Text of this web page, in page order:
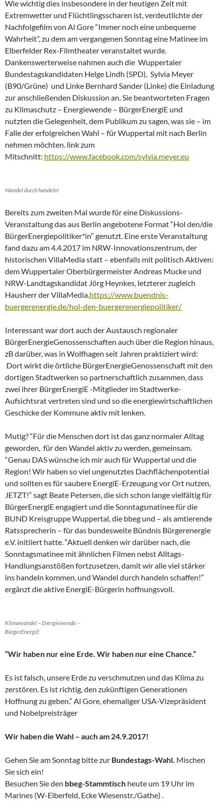
Wie wichtig dies insbesondere in der heutigen Zeit mit
Extremwetter und Flüchtlingsscharen ist, verdeutlichte der
Nachfolgefilm von Al Gore “Immer noch eine unbequeme
Wahrheit”, zu dem am vergangenen Sonntag eine Matinee im
Elberfelder Rex-Filmtheater veranstaltet wurde.
Dankenswerterweise nahmen auch die Wuppertaler
Bundestagskandidaten Helge Lindh (SPD), Sylvia Meyer
(B90/Grüne) und Linke Bernhard Sander (Linke) die Einladung
zur anschließenden Diskussion an. Sie beantworteten Fragen
zu Klimaschutz – Energiewende – BürgerEnergiE und
nutzten die Gelegenheit, dem Publikum zu sagen, was sie – im
Falle der erfolgreichen Wahl – für Wuppertal mit nach Berlin
nehmen möchten. link zum
Mitschnitt: https://www.facebook.com/sylvia.meyer.eu
Wandel durch handeln!
Bereits zum zweiten Mal wurde für eine Diskussions-
Veranstaltung das aus Berlin angebotene Format “Hol den/die
BürgerEnergiepolitiker*in” genutzt. Eine erste Veranstaltung
fand dazu am 4.4.2017 im NRW-Innovationszentrum, der
historischen VillaMedia statt – ebenfalls mit politisch Aktiven:
dem Wuppertaler Oberbürgermeister Andreas Mucke und
NRW-Landtagskandidat Jörg Heynkes, letzterer zugleich
Hausherr der VillaMedia. https://www.buendnis-
buergerenergie.de/hol-den-buergerenergiepolitiker/
Interessant war dort auch der Austausch regionaler
BürgerEnergieGenossenschaften auch über die Region hinaus,
zB darüber, was in Wolfhagen seit Jahren praktiziert wird:
Dort wirkt die örtliche BürgerEnergieGenossenschaft mit den
dortigen Stadtwerken so partnerschaftlich zusammen, dass
zwei ihrer BürgerEnergiE -Mitglieder im Stadtwerke-
Aufsichtsrat vertreten sind und so die energiewirtschaftlichen
Geschicke der Kommune aktiv mit lenken.
Mutig? “Für die Menschen dort ist das ganz normaler Alltag
geworden, für den Wandel aktiv zu werden, gemeinsam.
“Genau DAS wünsche ich mir auch für Wuppertal und die
Region! Wir haben so viel ungenutztes Dachflächenpotential
und sollten es für saubere EnergiE-Erzeugung vor Ort nutzen,
JETZT!” sagt Beate Petersen, die sich schon lange vielfältig für
BürgerEnergiE engagiert und die Sonntagsmatinee für die
BUND Kreisgruppe Wuppertal, die bbeg und – als amtierende
Ratssprecherin – für das bundesweite Bündnis Bürgerenergie
e.V. initiiert hatte. “Aktuell denken wir darüber nach, die
Sonntagsmatinee mit ähnlichen Filmen nebst Alltags-
Handlungsanstößen fortzusetzen, damit wir alle viel stärker
ins handeln kommen, und Wandel durch handeln schaffen!”
ergänzt die aktive EnergiE-Bürgerin hoffnungsvoll.
Klimawandel – Energiewende –
BürgerEnergiE
“Wir haben nur eine Erde. Wir haben nur eine Chance.”
Es ist falsch, unsere Erde zu verschmutzen und das Klima zu
zerstören. Es ist richtig, den zukünftigen Generationen
Hoffnung zu geben.” Al Gore, ehemaliger USA-Vizepräsident
und Nobelpreisträger
Wir haben die Wahl – auch am 24.9.2017!
Gehen Sie am Sonntag bitte zur Bundestags-Wahl. Mischen
Sie sich ein!
Besuchen Sie den bbeg-Stammtisch heute um 19 Uhr im
Marines (W-Elberfeld, Ecke Wiesenstr./Gathe) .